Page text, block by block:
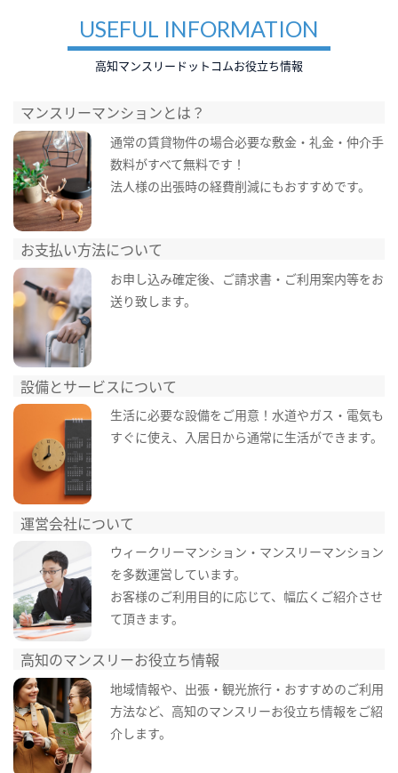
USEFUL INFORMATION
高知マンスリードットコムお役立ち情報
マンスリーマンションとは？
通常の賃貸物件の場合必要な敷金・礼金・仲介手
数料がすべて無料です！
法人様の出張時の経費削減にもおすすめです。
お支払い方法について
お申し込み確定後、ご請求書・ご利用案内等をお
送り致します。
設備とサービスについて
生活に必要な設備をご用意！水道やガス・電気も
すぐに使え、入居日から通常に生活ができます。
運営会社について
ウィークリーマンション・マンスリーマンション
を多数運営しています。
お客様のご利用目的に応じて、幅広くご紹介させ
て頂きます。
高知のマンスリーお役立ち情報
地域情報や、出張・観光旅行・おすすめのご利用
方法など、高知のマンスリーお役立ち情報をご紹
介します。